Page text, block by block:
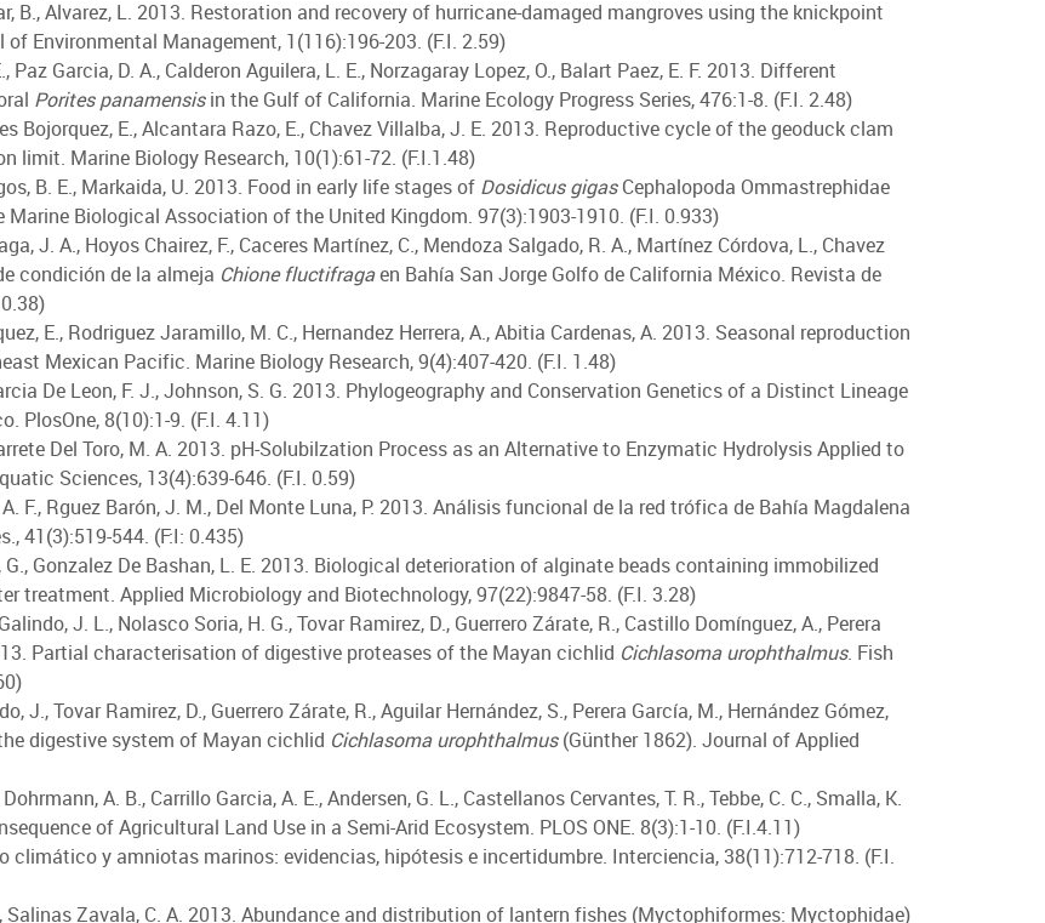
B., Alvarez, L. 2013. Restoration and recovery of hurricane-damaged mangroves using the knickpoint
Environmental Management, 1(116):196-203. (F.I. 2.59)
Paz Garcia, D. A., Calderon Aguilera, L. E., Norzagaray Lopez, O., Balart Paez, E. F. 2013. Different
Porites panamensisin the Gulf of California. Marine Ecology Progress Series, 476:1-8. (F.I. 2.48)
Bojorquez, E., Alcantara Razo, E., Chavez Villalba, J. E. 2013. Reproductive cycle of the geoduck clam
Marine Biology Research, 10(1):61-72. (F.I.1.48)
B. E., Markaida, U. 2013. Food in early life stages of Dosidicus gigasCephalopoda Ommastrephidae
Biological Association of the United Kingdom. 97(3):1903-1910. (F.I. 0.933)
J. A., Hoyos Chairez, F., Caceres Martínez, C., Mendoza Salgado, R. A., Martínez Córdova, L., Chavez
condición de la almeja Chione fluctifragaen Bahía San Jorge Golfo de California México. Revista de
E., Rodriguez Jaramillo, M. C., Hernandez Herrera, A., Abitia Cardenas, A. 2013. Seasonal reproduction
Mexican Pacific. Marine Biology Research, 9(4):407-420. (F.I. 1.48)
De Leon, F. J., Johnson, S. G. 2013. Phylogeography and Conservation Genetics of a Distinct Lineage
PlosOne, 8(10):1-9. (F.I. 4.11)
Del Toro, M. A. 2013. pH-Solubilzation Process as an Alternative to Enzymatic Hydrolysis Applied to
Sciences, 13(4):639-646. (F.I. 0.59)
F., Rguez Barón, J. M., Del Monte Luna, P. 2013. Análisis funcional de la red trófica de Bahía Magdalena
41(3):519-544. (F:I: 0.435)
G., Gonzalez De Bashan, L. E. 2013. Biological deterioration of alginate beads containing immobilized
treatment. Applied Microbiology and Biotechnology, 97(22):9847-58. (F.I. 3.28)
J. L., Nolasco Soria, H. G., Tovar Ramirez, D., Guerrero Zárate, R., Castillo Domínguez, A., Perera
Partial characterisation of digestive proteases of the Mayan cichlid Cichlasoma urophthalmus. Fish
J., Tovar Ramirez, D., Guerrero Zárate, R., Aguilar Hernández, S., Perera García, M., Hernández Gómez,
digestive system of Mayan cichlid Cichlasoma urophthalmus(Günther 1862). Journal of Applied
A. B., Carrillo Garcia, A. E., Andersen, G. L., Castellanos Cervantes, T. R., Tebbe, C. C., Smalla, K.
of Agricultural Land Use in a Semi-Arid Ecosystem. PLOS ONE. 8(3):1-10. (F.I.4.11)
climático y amniotas marinos: evidencias, hipótesis e incertidumbre. Interciencia, 38(11):712-718. (F.I.
Salinas Zavala, C. A. 2013. Abundance and distribution of lantern fishes (Myctophiformes: Myctophidae)